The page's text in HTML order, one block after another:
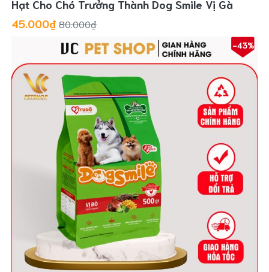
Hạt Cho Chó Trưởng Thành Dog Smile Vị Gà
45.000₫ 80.000₫
-43%